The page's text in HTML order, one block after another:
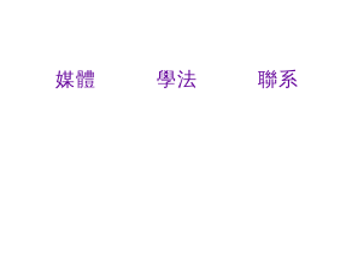
媒體 學法 聯系